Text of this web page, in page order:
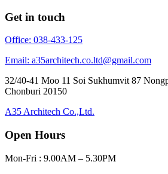
Get in touch
Office: 038-433-125
Email: a35architech.co.ltd@gmail.com
32/40-41 Moo 11 Soi Sukhumvit 87
Chonburi 20150
A35 Architech Co.,Ltd.
Open Hours
Mon-Fri : 9.00AM – 5.30PM